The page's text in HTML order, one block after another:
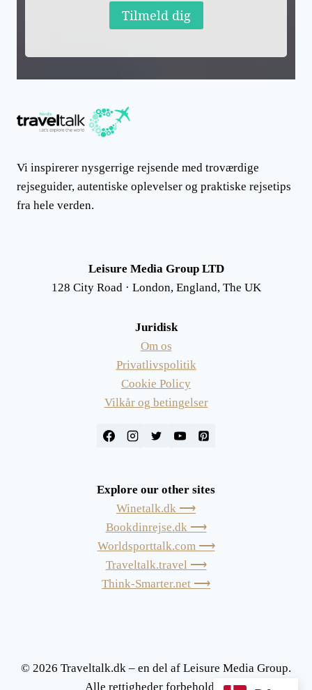
Tilmeld dig
Vi inspirerer nysgerrige rejsende med troværdige
rejseguider, autentiske oplevelser og praktiske rejsetips
fra hele verden.
Leisure Media Group LTD
128 City Road · London, England, The UK
Juridisk
Om os
Privatlivspolitik
Cookie Policy
Vilkår og betingelser
Explore our other sites
Winetalk.dk ⟶
Bookdinrejse.dk ⟶
Worldsporttalk.com ⟶
Traveltalk.travel ⟶
Think-Smarter.net ⟶
© 2026 Traveltalk.dk – en del af Leisure Media Group.
Alle rettigheder forbeholdes.